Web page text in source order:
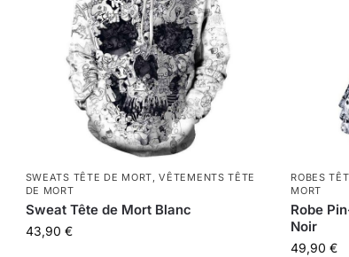
SWEATS TÊTE DE MORT,VÊTEMENTS TÊTE
DE MORT
Sweat Tête de Mort Blanc
43,90 €
ROBES
MORT
Robe
Noir
49,90€